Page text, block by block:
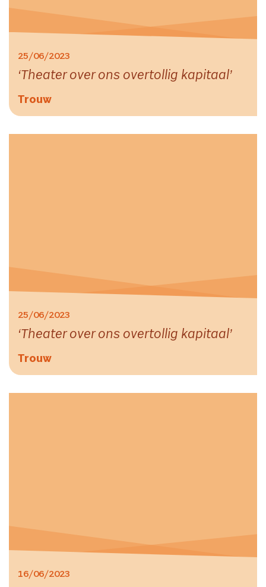
25/06/2023
Theater over ons overtollig kapitaal
Trouw
25/06/2023
Theater over ons overtollig kapitaal
Trouw
16/06/2023